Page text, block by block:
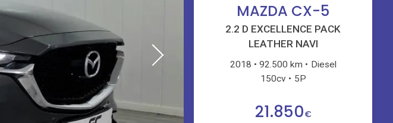
MAZDA CX-5
2.2 D EXCELLENCE PACK
LEATHER NAVI
2018 92.500 km
Diesel
150cv
5P
21.850€